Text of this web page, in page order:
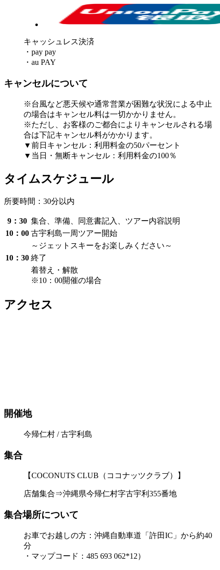
キャッシュレス決済
・pay pay
・au PAY
キャンセルについて
※台風など悪天候や通常営業が困難な状況による中止
の場合はキャンセル料は一切かかりません。
※ただし、お客様のご都合によりキャンセルされる場
合は下記キャンセル料がかかります。
▼前日キャンセル：利用料金の50パーセント
▼当日・無断キャンセル：利用料金の100％
タイムスケジュール
所要時間：30分以内
9：30 集合、準備、同意書記入、ツアー内容説明
10：00 古宇利島一周ツアー開始
～ジェットスキーをお楽しみください～
10：30 終了
着替え・解散
※10：00開催の場合
アクセス
開催地
今帰仁村 / 古宇利島
集合
【COCONUTS CLUB（ココナッツクラブ）】
店舗集合⇒沖縄県今帰仁村字古宇利355番地
集合場所について
お車でお越しの方：沖縄自動車道「許田IC」から約40
分
・マップコード：485 693 062*12）